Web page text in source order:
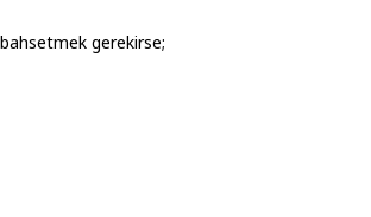
gerekirse;